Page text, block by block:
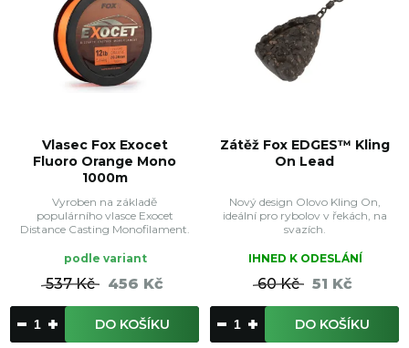
Vlasec Fox Exocet
Fluoro Orange Mono
1000m
Vyroben na základě
populárního vlasce Exocet
Distance Casting Monofilament.
podle variant
537 Kč 456 Kč
DO KOŠÍKU
Zátěž Fox EDGES™ Kling
On Lead
Nový design Olovo Kling On,
ideální pro rybolov v řekách, na
svazích.
IHNED K ODESLÁNÍ
60 Kč 51 Kč
DO KOŠÍKU